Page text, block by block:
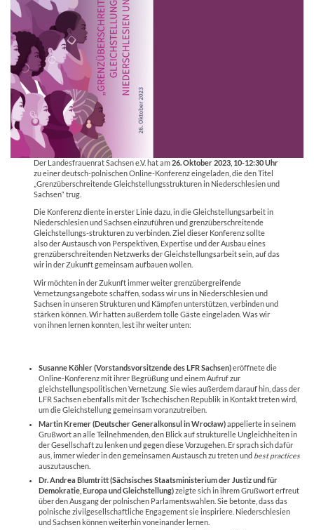
Der Landesfrauenrat Sachsen e.V. hat am26. Oktober 2023, 10-12:30 Uhr
zu einer deutsch-polnischen Online-Konferenz eingeladen, die den Titel
„Grenzüberschreitende Gleichstellungsstrukturen in Niederschlesien und
Sachsen“ trug.
Die Konferenz diente in erster Linie dazu, in die Gleichstellungsarbeit in
Niederschlesien und Sachsen einzuführen und grenzüberschreitende
Gleichstellungs-strukturen zu verbinden. Ziel dieser Konferenz sollte
also der Austausch von Perspektiven, Expertise und der Ausbau eines
grenzüberschreitenden Netzwerks der Gleichstellungsarbeit sein, auf das
wir in der Zukunft gemeinsam aufbauen wollen.
Wir möchten in der Zukunft immer weiter grenzübergreifende
Vernetzungsangebote schaffen, sodass wir uns in Niederschlesien und
Sachsen in unseren Strukturen und Kämpfen unterstützen, verbinden und
stärken können. Wir hatten außerdem tolle Gäste eingeladen. Was wir
von ihnen lernen konnten, lest ihr weiter unten:
Susanne Köhler (Vorstandsvorsitzende des LFR Sachsen)eröffnete die
Online-Konferenz mit ihrer Begrüßung und einem Aufruf zur
gleichstellungspolitischen Vernetzung. Sie wies außerdem darauf hin, dass der
LFR Sachsen ebenfalls mit der Tschechischen Republik in Kontakt treten wird,
um die Gleichstellung gemeinsam voranzutreiben.
Martin Kremer (Deutscher Generalkonsul in Wrocław)appelierte in seinem
Grußwort an alle Teilnehmenden, den Blick auf strukturelle Ungleichheiten in
der Gesellschaft zu lenken und gegen diese Vorzugehen. Er sprach sich dafür
aus, immer wieder in den gemeinsamen Austausch zu treten und best practices
auszutauschen.
Dr. Andrea Blumtritt (Sächsisches Staatsministerium der Justiz und für
Demokratie, Europa und Gleichstellung)zeigte sich in ihrem Grußwort erfreut
über den Ausgang der polnischen Parlamentswahlen. Sie betonte, dass das
polnische zivilgesellschaftliche Engagement sie inspiriere. Niederschlesien
und Sachsen können weiterhin voneinander lernen.